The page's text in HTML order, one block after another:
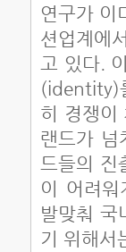
연구가 이
션업계에
고 있다.
(identity)
히 경쟁이
랜드가 넘
드들의 진
이 어려
발맞춰 국
기 위해서